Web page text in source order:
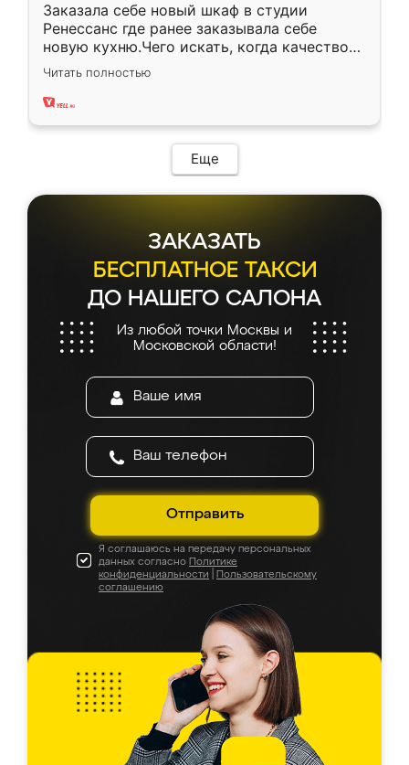
Заказала себе новый шкаф в студии
Ренессанс где ранее заказывала себе
новую кухню.Чего искать, когда качеством
вполне довольна. Служит кухня уже почти
два года, нареканий нет.
Читать полностью
Еще
ЗАКАЗАТЬ
БЕСПЛАТНОЕ ТАКСИ
ДО НАШЕГО САЛОНА
Из любой точки Москвы и
Московской области!
Отправить
Я соглашаюсь на передачу персональных
данных согласно Политике
конфиденциальности
Пользовательскому
соглашению